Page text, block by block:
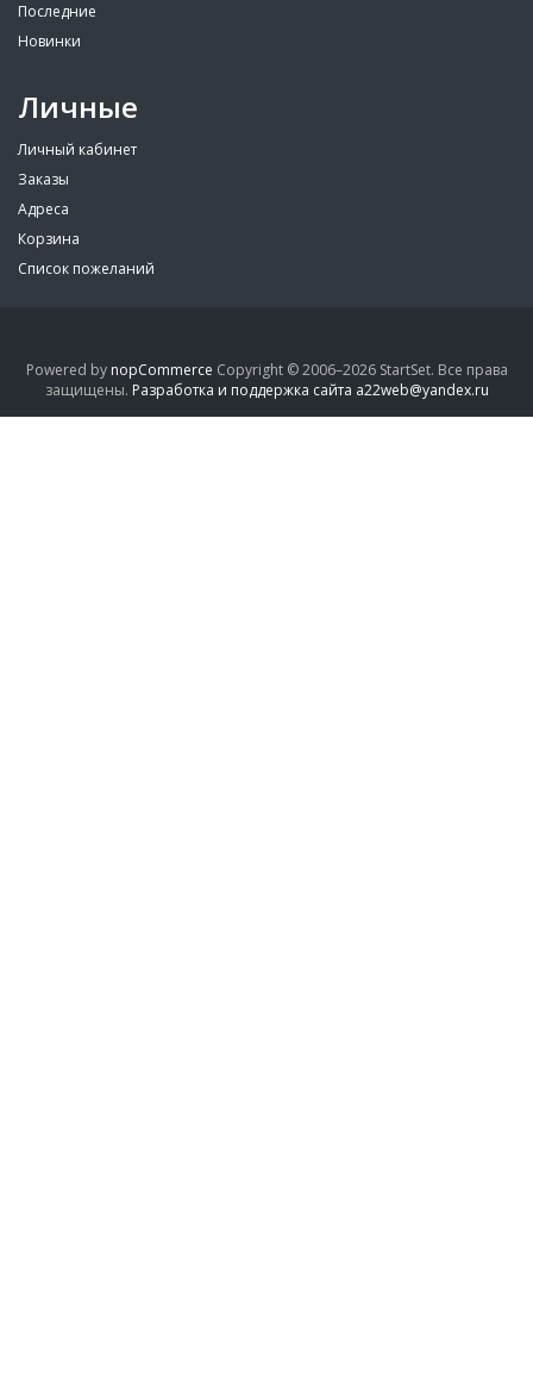
Последние
Новинки
Личные
Личный кабинет
Заказы
Адреса
Корзина
Список пожеланий
Powered by nopCommerce Copyright © 2006–2026 StartSet. Все права
защищены. Разработка и поддержка сайта a22web@yandex.ru